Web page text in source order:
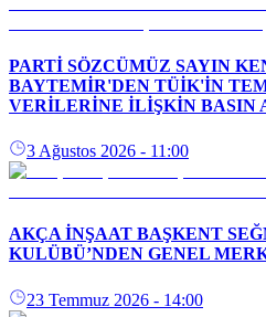
PARTİ SÖZCÜMÜZ SAYIN
BAYTEMİR'DEN TÜİK'İN
VERİLERİNE İLİŞKİN BASIN
3 Ağustos 2026 - 11:00
AKÇA İNŞAAT BAŞKENT
KULÜBÜ’NDEN GENEL
23 Temmuz 2026 - 14:00